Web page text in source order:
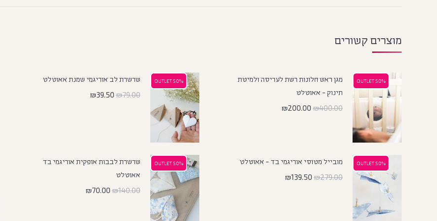
מוצרים קשורים
50% OUTLET
50% OUTLET
מגן ראש חלונות רשת לעריסה ולמיטת
תינוק - אאוטלט
₪400.00
₪200.00
50% OUTLET
50% OUTLET
שרשרת לב אוריגמי שמנת אאוטלט
₪79.00
₪39.50
50% OUTLET
50% OUTLET
מובייל מטוסי אוריגמי בד - אאוטלט
₪279.00
₪139.50
50% OUTLET
50% OUTLET
שרשרת לבבות אופקית אוריגמי בד
אאוטלט
₪140.00
₪70.00